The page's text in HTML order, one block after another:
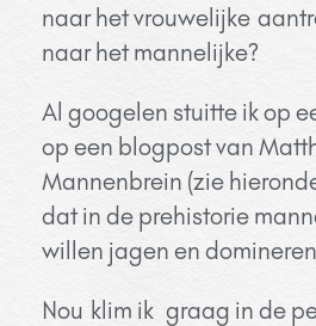
naar het vrouwelijke
naar het mannelijke?
Al googelen stuitte ik op
op een blogpost van
Mannenbrein (zie
dat in de prehistorie
willen jagen en
Nou klim ik graag in de